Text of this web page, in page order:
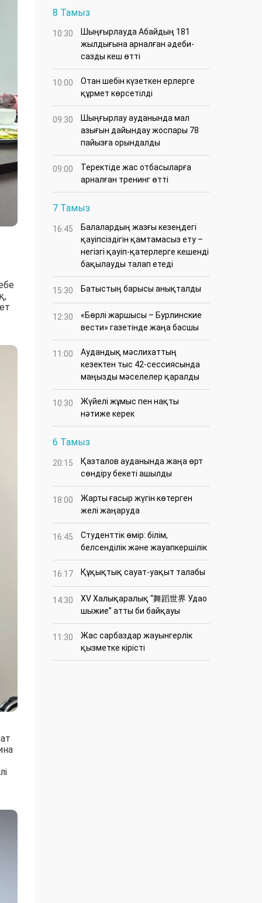
8 Тамыз
10:30
Шыңғырлауда Абайдың 181
жылдығына арналған әдеби-
сазды кеш өтті
10:00
Отан шебін күзеткен ерлерге
құрмет көрсетілді
09:30
​Шыңғырлау ауданында мал
азығын дайындау жоспары 78
пайызға орындалды
09:00
​Теректіде жас отбасыларға
арналған тренинг өтті
7 Тамыз
16:45
Балалардың жазғы кезеңдегі
қауіпсіздігін қамтамасыз ету –
негізгі қауіп-қатерлерге кешенді
бақылауды талап етеді
15:30 Батыстың барысы анықталды
12:30
«Бөрлі жаршысы – Бурлинские
вести» газетінде жаңа басшы
11:00
Аудандық мәслихаттың
кезектен тыс 42-сессиясында
маңызды мәселелер қаралды
10:30
Жүйелі жұмыс пен нақты
нәтиже керек
6 Тамыз
20:15
Қазталов ауданында жаңа өрт
сөндіру бекеті ашылды
18:00
Жарты ғасыр жүгін көтерген
желі жаңаруда
16:45
Студенттік өмір: білім,
белсенділік және жауапкершілік
16:17 Құқықтық сауат-уақыт талабы
14:30
XV Халықаралық “舞蹈世界 Удао
шыжие” атты би байқауы
11:30
Жас сарбаздар жауынгерлік
қызметке кірісті